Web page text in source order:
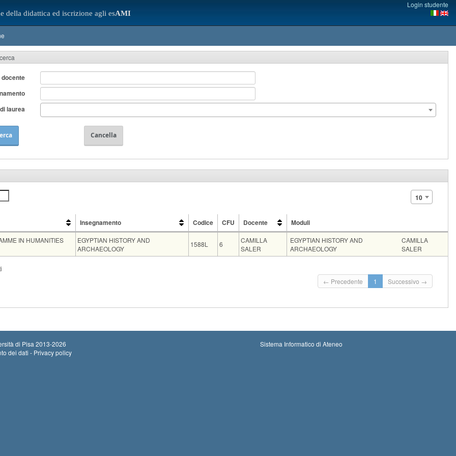
della didattica ed iscrizione agli esAMI
Login studente
docente
laurea
Cancella
10
Insegnamento Codice CFU Docente
Moduli
Insegnamento Docente Moduli
IN HUMANITIES
EGYPTIAN HISTORY AND
ARCHAEOLOGY
1588L 6
CAMILLA
SALER
EGYPTIAN HISTORY AND
ARCHAEOLOGY
CAMILLA
SALER
Iscrizioni chiuse
← Precedente
1 Successivo →
di Pisa 2013-2026
dei dati - Privacy policy
Sistema Informatico di Ateneo